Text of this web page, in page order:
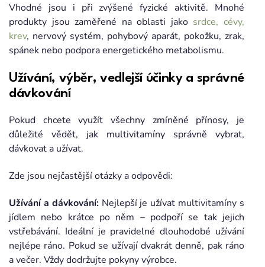
Vhodné jsou i při zvýšené fyzické aktivitě. Mnohé
produkty jsou zaměřené na oblasti jako srdce, cévy,
krev, nervový systém, pohybový aparát, pokožku, zrak,
spánek nebo podpora energetického metabolismu.
Užívání, výběr, vedlejší účinky a správné
dávkování
Pokud chcete využít všechny zmíněné přínosy, je
důležité vědět, jak multivitamíny správně vybrat,
dávkovat a užívat.
Zde jsou nejčastější otázky a odpovědi:
Užívání a dávkování:Nejlepší je užívat multivitamíny s
jídlem nebo krátce po něm – podpoří se tak jejich
vstřebávání. Ideální je pravidelné dlouhodobé užívání
nejlépe ráno. Pokud se užívají dvakrát denně, pak ráno
a večer. Vždy dodržujte pokyny výrobce.